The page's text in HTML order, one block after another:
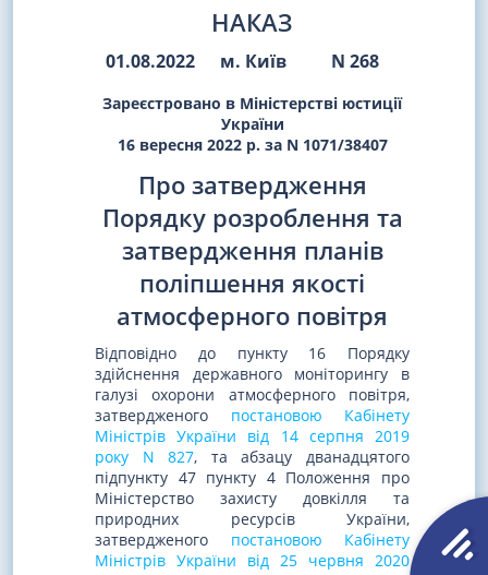
НАКАЗ
01.08.2022 м. Київ N 268
Зареєстровано в Міністерстві юстиції
України
16 вересня 2022 р. за N 1071/38407
Про затвердження
Порядку розроблення та
затвердження планів
поліпшення якості
атмосферного повітря
Відповідно до пункту 16 Порядку
здійснення державного моніторингу в
галузі охорони атмосферного повітря,
затвердженого постановою Кабінету
Міністрів України від 14 серпня 2019
року N 827, та абзацу дванадцятого
підпункту 47 пункту 4 Положення про
Міністерство захисту довкілля та
природних ресурсів України,
затвердженого постановою Кабінету
Міністрів України від 25 червня 2020